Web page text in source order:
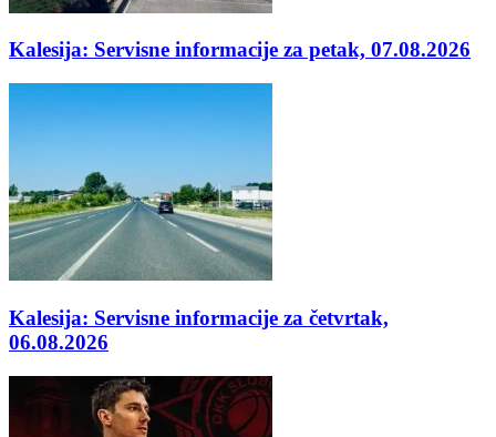
Kalesija: Servisne informacije za petak, 07.08.2026
Kalesija: Servisne informacije za četvrtak,
06.08.2026